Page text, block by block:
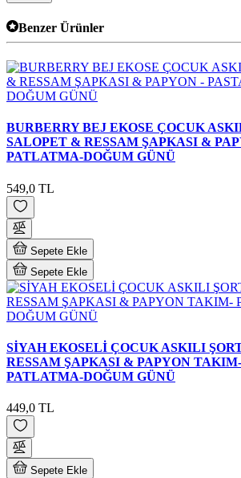
Benzer Ürünler
BURBERRY BEJ EKOSE ÇOCUK
SALOPET & RESSAM ŞAPKASI &
PATLATMA-DOĞUM GÜNÜ
549,0 TL
Sepete Ekle
Sepete Ekle
SİYAH EKOSELİ ÇOCUK ASKILI
RESSAM ŞAPKASI & PAPYON
PATLATMA-DOĞUM GÜNÜ
449,0 TL
Sepete Ekle